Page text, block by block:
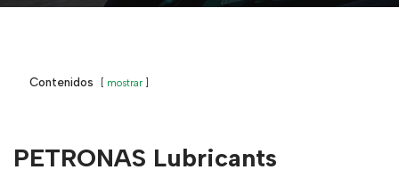
Contenidos mostrar
PETRONAS Lubricants